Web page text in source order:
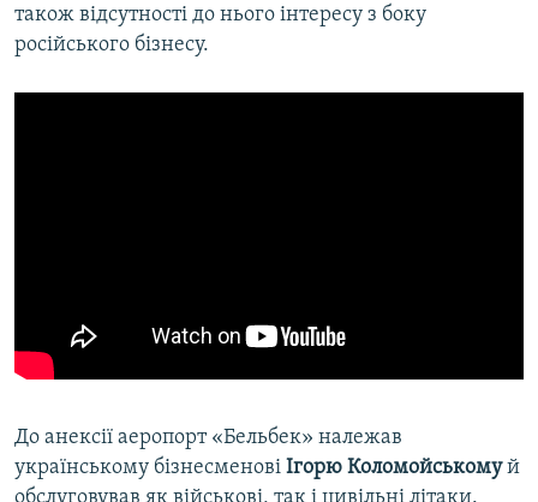
також відсутності до нього інтересу з боку
російського бізнесу.
До анексії аеропорт «Бельбек» належав
українському бізнесменові Ігорю Коломойськомуй